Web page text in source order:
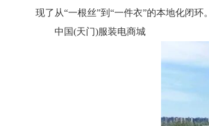
现了从“一根丝”到“一件衣”的本地化闭环。
中国(天门)服装电商城